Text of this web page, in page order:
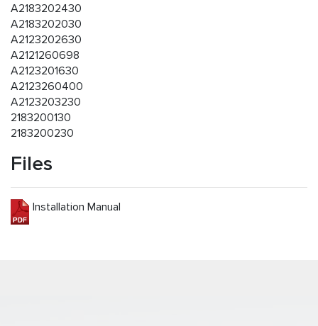
A2183202430
A2183202030
A2123202630
A2121260698
A2123201630
A2123260400
A2123203230
2183200130
2183200230
Files
Installation Manual